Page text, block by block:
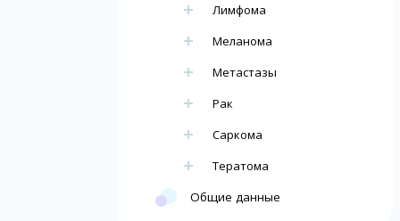
Лимфома
Меланома
Метастазы
Рак
Саркома
Тератома
Общие данные